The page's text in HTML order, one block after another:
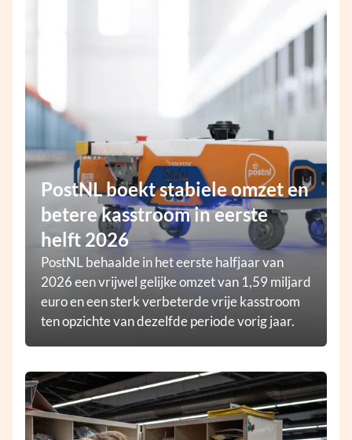
PostNL boekt stabiele omzet en
betere kasstroom in eerste
helft 2026
PostNL behaalde in het eerste halfjaar van
2026 een vrijwel gelijke omzet van 1,59 miljard
euro en een sterk verbeterde vrije kasstroom
ten opzichte van dezelfde periode vorig jaar.